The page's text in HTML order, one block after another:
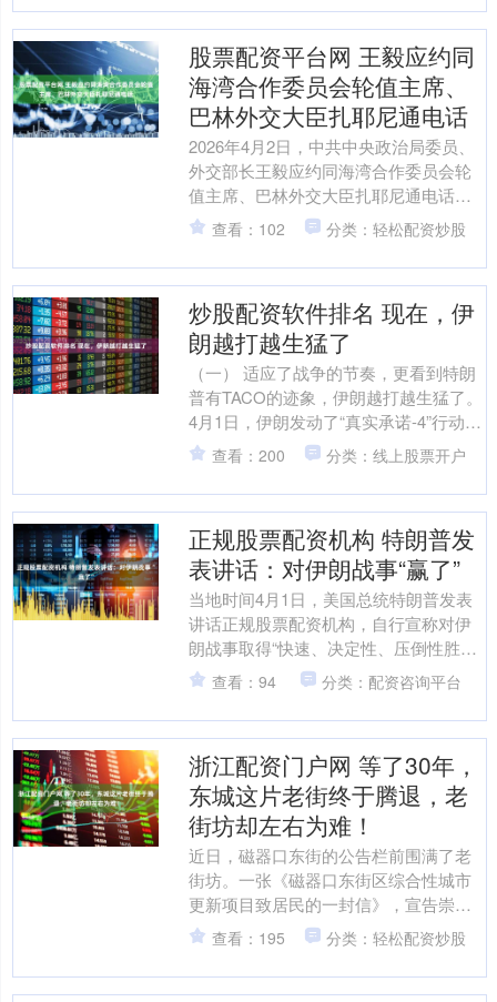
股票配资平台网 王毅应约同
海湾合作委员会轮值主席、
巴林外交大臣扎耶尼通电话
2026年4月2日，中共中央政治局委员、
外交部长王毅应约同海湾合作委员会轮
值主席、巴林外交大臣扎耶尼通电话。
扎耶尼介绍了中东局势最新进展和巴方
立场，表示当前海....
查看：102 分类：轻松配资炒股
炒股配资软件排名 现在，伊
朗越打越生猛了
（一） 适应了战争的节奏，更看到特朗
普有TACO的迹象，伊朗越打越生猛了。
4月1日，伊朗发动了“真实承诺-4”行动第
89波攻势。 按照伊朗革命卫队的说法，
伊朗....
查看：200 分类：线上股票开户
正规股票配资机构 特朗普发
表讲话：对伊朗战事“赢了”
当地时间4月1日，美国总统特朗普发表
讲话正规股票配资机构，自行宣称对伊
朗战事取得“快速、决定性、压倒性胜
利”。美国对伊朗战事的核心战略目标“接
近完成”。 特朗普....
查看：94 分类：配资咨询平台
浙江配资门户网 等了30年，
东城这片老街终于腾退，老
街坊却左右为难！
近日，磁器口东街的公告栏前围满了老
街坊。一张《磁器口东街区综合性城市
更新项目致居民的一封信》，宣告崇外 6
号地这场跨越近 30 年的等待浙江配资门
户网，终于迎....
查看：195 分类：轻松配资炒股